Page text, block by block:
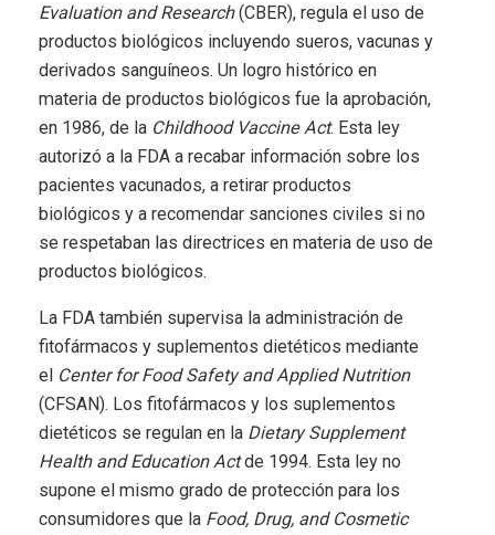
Evaluation and Research(CBER), regula el uso de
productos biológicos incluyendo sueros, vacunas y
derivados sanguíneos. Un logro histórico en
materia de productos biológicos fue la aprobación,
en 1986, de la Childhood Vaccine Act. Esta ley
autorizó a la FDA a recabar información sobre los
pacientes vacunados, a retirar productos
biológicos y a recomendar sanciones civiles si no
se respetaban las directrices en materia de uso de
productos biológicos.
La FDA también supervisa la administración de
fitofármacos y suplementos dietéticos mediante
el Center for Food Safety and Applied Nutrition
(CFSAN). Los fitofármacos y los suplementos
dietéticos se regulan en la Dietary Supplement
Health and Education Actde 1994. Esta ley no
supone el mismo grado de protección para los
consumidores que la Food, Drug, and Cosmetic